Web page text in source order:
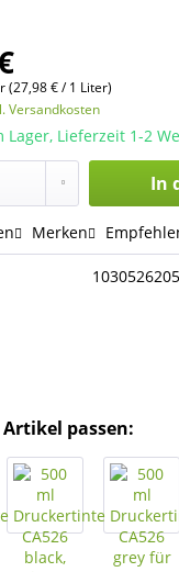
(27,98 € / 1 Liter)
Versandkosten
Lager, Lieferzeit 1-2
In
Merken
1030526205
passen: